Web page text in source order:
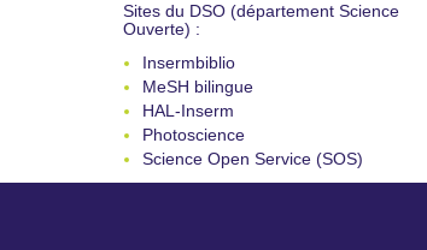
Sites du DSO (département Science
Ouverte) :
Insermbiblio
MeSH bilingue
HAL-Inserm
Photoscience
Science Open Service (SOS)